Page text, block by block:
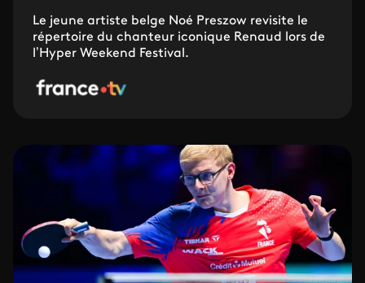
Le jeune artiste belge Noé Preszow revisite le
répertoire du chanteur iconique Renaud lors de
l’Hyper Weekend Festival.